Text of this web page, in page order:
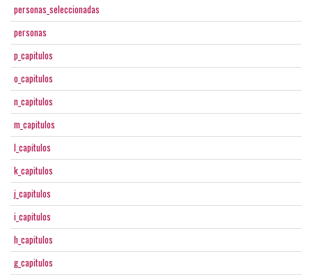
personas_seleccionadas
personas
p_capitulos
o_capitulos
n_capitulos
m_capitulos
l_capitulos
k_capitulos
j_capitulos
i_capitulos
h_capitulos
g_capitulos